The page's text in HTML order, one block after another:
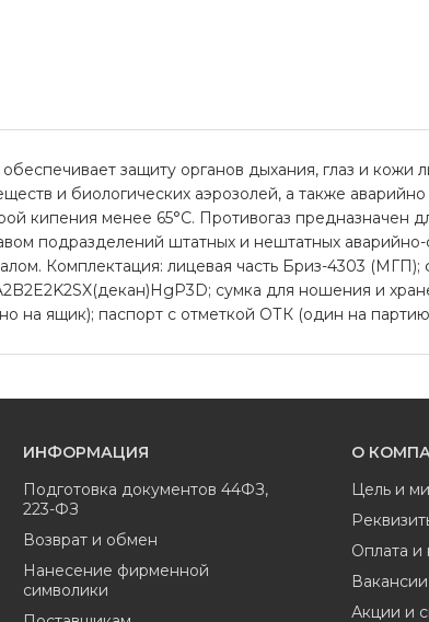
защиту органов дыхания, глаз и кожи
и биологических аэрозолей, а также
кипения менее 65°С. Противогаз предназначен
подразделений штатных и нештатных
Комплектация: лицевая часть Бриз-4303
сумка для ношения и
на ящик); паспорт с отметкой ОТК (один на
ИНФОРМАЦИЯ
Подготовка документов 44ФЗ,
223-ФЗ
Возврат и обмен
Нанесение фирменной
символики
О
Цель и
Оплата и
Вакансии
Акции и